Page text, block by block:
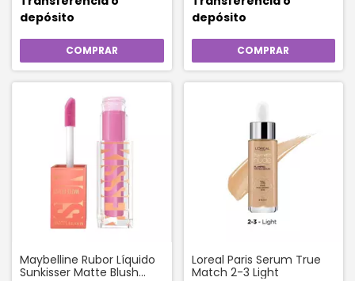
depósito
depósito
Maybelline Rubor Líquido
Sunkisser Matte Blush
Loreal Paris Serum True
Match 2-3 Light